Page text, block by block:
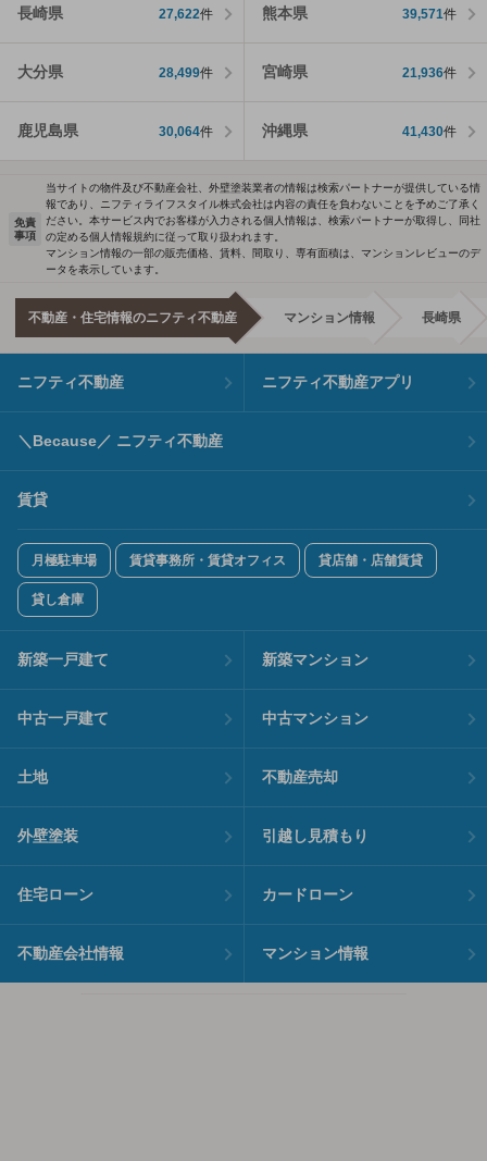
長崎県 27,622件 熊本県 39,571件
大分県 28,499件 宮崎県 21,936件
鹿児島県 30,064件 沖縄県 41,430件
免責
事項
当サイトの物件及び不動産会社、外壁塗装業者の情報は検索パートナーが提供している情
報であり、ニフティライフスタイル株式会社は内容の責任を負わないことを予めご了承く
ださい。本サービス内でお客様が入力される個人情報は、検索パートナーが取得し、同社
の定める個人情報規約に従って取り扱われます。
マンション情報の一部の販売価格、賃料、間取り、専有面積は、マンションレビューのデ
ータを表示しています。
不動産・住宅情報のニフティ不動産 マンション情報 長崎県
ニフティ不動産 ニフティ不動産アプリ
＼Because／ ニフティ不動産
賃貸
月極駐車場 賃貸事務所・賃貸オフィス 貸店舗・店舗賃貸
貸し倉庫
新築一戸建て 新築マンション
中古一戸建て 中古マンション
土地 不動産売却
外壁塗装 引越し見積もり
住宅ローン カードローン
不動産会社情報 マンション情報